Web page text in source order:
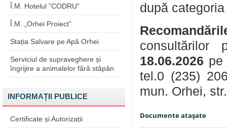
Î.M. Hotelul ”CODRU”
Î.M. „Orhei Proiect”
Stația Salvare pe Apă Orhei
Serviciul de supraveghere și
îngrijire a animalelor fără stăpân
INFORMAȚII PUBLICE
Certificate și Autorizații
după
18.06.2026
tel.0 (235)
mun. Orhei,
Documente ataşate